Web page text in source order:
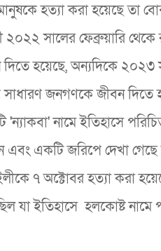
হত্যা করা হয়েছে তা
২০২২ সালের ফেব্রুয়ারি
হয়েছে, অন্যদিকে ২০২৩
জনগণকে জীবন দিতে
'ন্যাকবা' নামে ইতিহাসে
এবং একটি জরিপে দেখা
৭ অক্টোবর হত্যা করা
যা ইতিহাসে হলকোষ্ট